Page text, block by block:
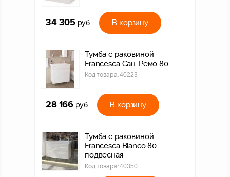
34 305 руб В корзину
Тумба с раковиной
Francesca Сан-Ремо 80
Код товара:40223
28 166 руб В корзину
Тумба с раковиной
Francesca Bianco 80
подвесная
Код товара:40350